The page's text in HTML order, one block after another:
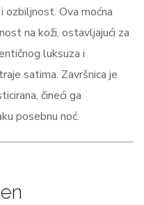
ozbiljnost. Ova moćna
na koži, ostavljajući za
luksuza i
satima. Završnica je
čineći ga
posebnu noć.